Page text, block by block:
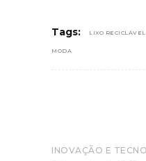
Tags: LIXO RECICLÁVEL
MODA
INOVAÇÃO E